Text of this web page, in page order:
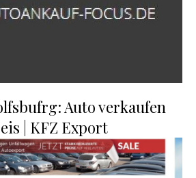
Auto verkaufen
| KFZ Export